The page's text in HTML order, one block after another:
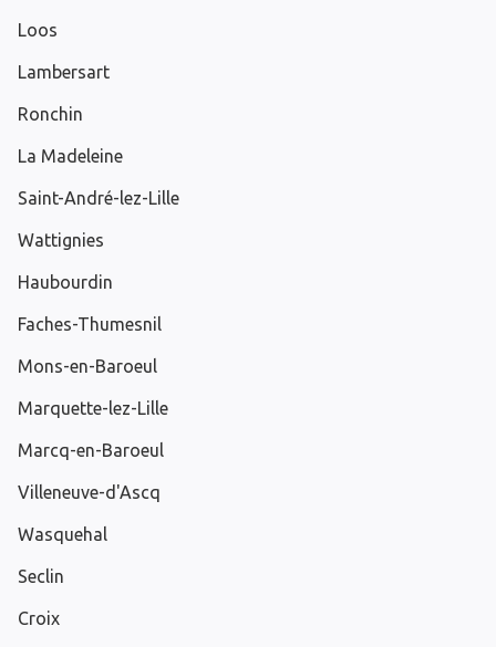
Loos
Lambersart
Ronchin
La Madeleine
Saint-André-lez-Lille
Wattignies
Haubourdin
Faches-Thumesnil
Mons-en-Baroeul
Marquette-lez-Lille
Marcq-en-Baroeul
Villeneuve-d'Ascq
Wasquehal
Seclin
Croix